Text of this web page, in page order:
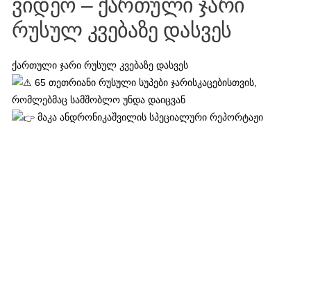
ვიდეო – ქართული ჯარი
რუსულ კვებაზე დასვეს
ქართული ჯარი რუსულ კვებაზე დასვეს
65 თეთრიანი რუსული სუპები ჯარისკაცებისთვის,
რომლებმაც სამშობლო უნდა დაიცვან
მაკა ანდრონიკაშვილის სპეციალური რეპორტაჟი